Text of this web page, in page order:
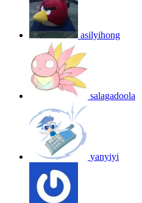
asilyihong
salagadoola
yanyiyi